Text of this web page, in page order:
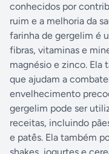
conhecidos por
ruim e a melhoria da
farinha de gergelim é
fibras, vitaminas e
magnésio e zinco. Ela
que ajudam a
envelhecimento
gergelim pode ser
receitas, incluindo
e patês. Ela também